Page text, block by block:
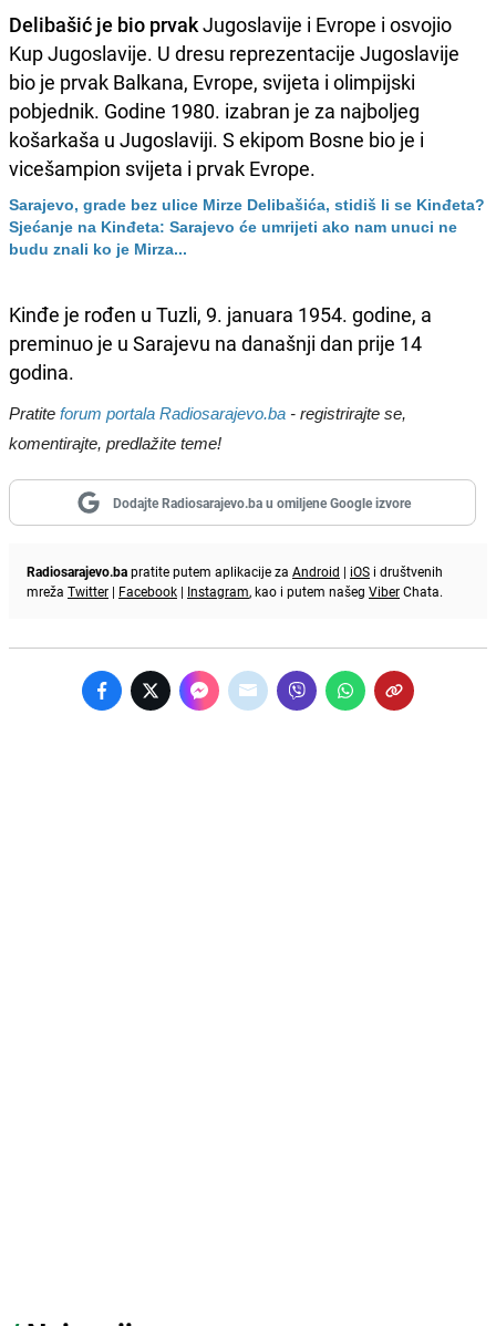
Delibašić je bio prvakJugoslavije i Evrope i osvojio
Kup Jugoslavije. U dresu reprezentacije Jugoslavije
bio je prvak Balkana, Evrope, svijeta i olimpijski
pobjednik. Godine 1980. izabran je za najboljeg
košarkaša u Jugoslaviji. S ekipom Bosne bio je i
vicešampion svijeta i prvak Evrope.
Sarajevo, grade bez ulice Mirze Delibašića, stidiš li se Kinđeta?
Sjećanje na Kinđeta: Sarajevo će umrijeti ako nam unuci ne
budu znali ko je Mirza...
Kinđe je rođen u Tuzli, 9. januara 1954. godine, a
preminuo je u Sarajevu na današnji dan prije 14
godina.
Pratite forum portala Radiosarajevo.ba - registrirajte se,
komentirajte, predlažite teme!
Dodajte Radiosarajevo.ba u omiljene Google izvore
Radiosarajevo.bapratite putem aplikacije za Android | iOS i društvenih
mreža Twitter | Facebook | Instagram, kao i putem našeg ViberChata.